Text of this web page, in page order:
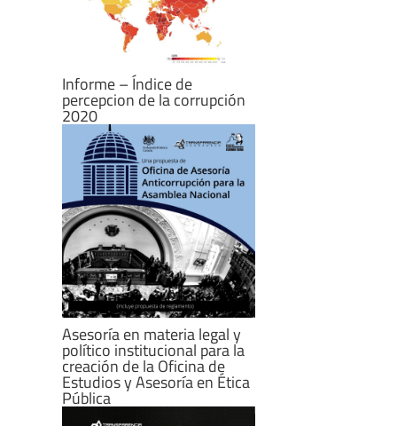
Informe – Índice de
percepcion de la corrupción
2020
Asesoría en materia legal y
político institucional para la
creación de la Oficina de
Estudios y Asesoría en Ética
Pública